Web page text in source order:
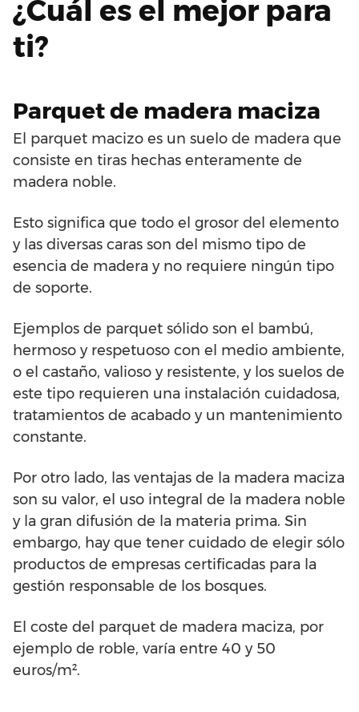
¿Cuál es el mejor para
ti?
Parquet de madera maciza
El parquet macizo es un suelo de madera que
consiste en tiras hechas enteramente de
madera noble.
Esto significa que todo el grosor del elemento
y las diversas caras son del mismo tipo de
esencia de madera y no requiere ningún tipo
de soporte.
Ejemplos de parquet sólido son el bambú,
hermoso y respetuoso con el medio ambiente,
o el castaño, valioso y resistente, y los suelos de
este tipo requieren una instalación cuidadosa,
tratamientos de acabado y un mantenimiento
constante.
Por otro lado, las ventajas de la madera maciza
son su valor, el uso integral de la madera noble
y la gran difusión de la materia prima. Sin
embargo, hay que tener cuidado de elegir sólo
productos de empresas certificadas para la
gestión responsable de los bosques.
El coste del parquet de madera maciza, por
ejemplo de roble, varía entre 40 y 50
euros/m².